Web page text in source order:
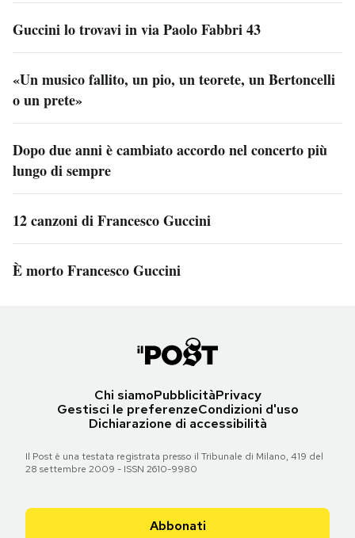
Guccini lo trovavi in via Paolo Fabbri 43
«Un musico fallito, un pio, un teorete, un Bertoncelli
o un prete»
Dopo due anni è cambiato accordo nel concerto più
lungo di sempre
12 canzoni di Francesco Guccini
È morto Francesco Guccini
Chi siamoPubblicitàPrivacy
Gestisci le preferenzeCondizioni d'uso
Dichiarazione di accessibilità
Il Post è una testata registrata presso il Tribunale di Milano, 419 del
28 settembre 2009 - ISSN 2610-9980
Abbonati